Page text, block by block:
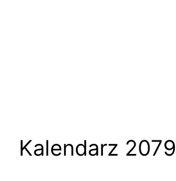
Kalendarz 2079